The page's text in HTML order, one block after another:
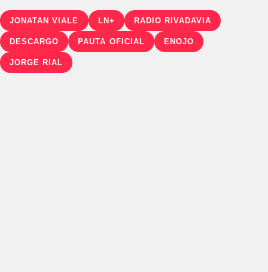
JONATAN VIALE LN+ RADIO RIVADAVIA
DESCARGO PAUTA OFICIAL ENOJO
JORGE RIAL